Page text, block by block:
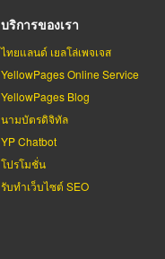
บริการของเรา
ไทยแลนด์ เยลโล่เพจเจส
YellowPages Online Service
YellowPages Blog
นามบัตรดิจิทัล
YP Chatbot
โปรโมชั่น
รับทำเว็บไซต์ SEO